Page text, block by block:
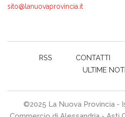
sito@lanuovaprovincia.it
RSS CONTATTI
ULTIME
©2025 La Nuova Provincia -